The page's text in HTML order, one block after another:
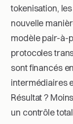
tokenisation,
nouvelle
modèle pair-à-
protocoles
sont financés
intermédiaires
Résultat ?
un contrôle